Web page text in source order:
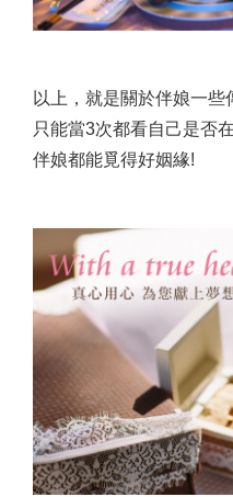
以上，就是關於伴娘一
只能當3次都看自己是否
伴娘都能覓得好姻緣!